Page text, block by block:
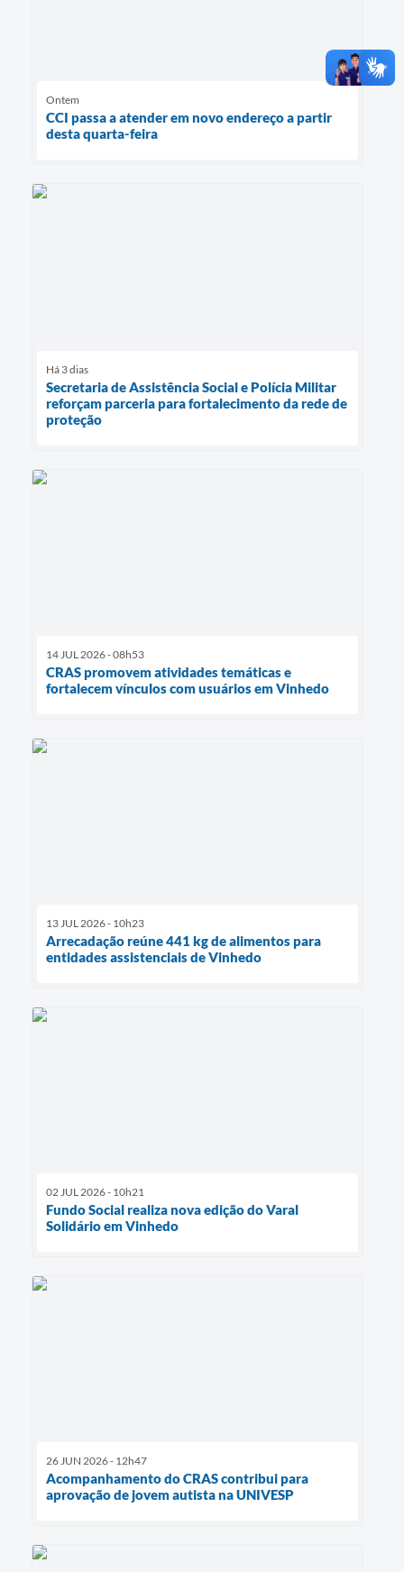
Ontem
CCI passa a atender em novo endereço a partir
desta quarta-feira
Há 3 dias
Secretaria de Assistência Social e Polícia Militar
reforçam parceria para fortalecimento da rede de
proteção
14 JUL 2026 - 08h53
CRAS promovem atividades temáticas e
fortalecem vínculos com usuários em Vinhedo
13 JUL 2026 - 10h23
Arrecadação reúne 441 kg de alimentos para
entidades assistenciais de Vinhedo
02 JUL 2026 - 10h21
Fundo Social realiza nova edição do Varal
Solidário em Vinhedo
26 JUN 2026 - 12h47
Acompanhamento do CRAS contribui para
aprovação de jovem autista na UNIVESP